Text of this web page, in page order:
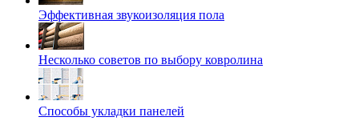
Эффективная звукоизоляция пола
Несколько советов по выбору ковролина
Способы укладки панелей